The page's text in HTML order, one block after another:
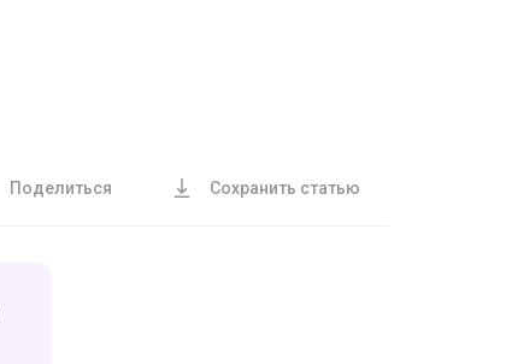
Поделиться Сохранить статью